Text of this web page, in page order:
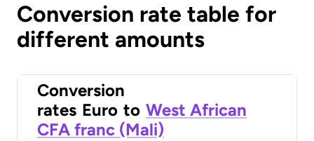
Conversion rate table for
different amounts
Conversion
rates Euro to West African
CFA franc (Mali)